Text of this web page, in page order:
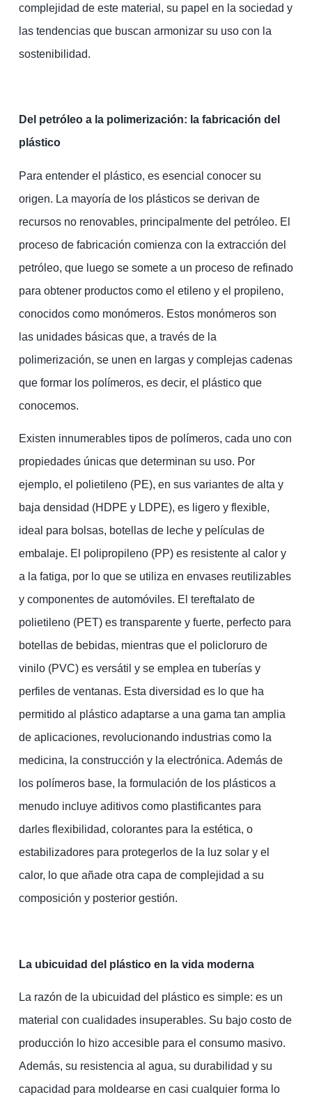
complejidad de este material, su papel en la sociedad y
las tendencias que buscan armonizar su uso con la
sostenibilidad.
Del petróleo a la polimerización: la fabricación del
plástico
Para entender el plástico, es esencial conocer su
origen. La mayoría de los plásticos se derivan de
recursos no renovables, principalmente del petróleo. El
proceso de fabricación comienza con la extracción del
petróleo, que luego se somete a un proceso de refinado
para obtener productos como el etileno y el propileno,
conocidos como monómeros. Estos monómeros son
las unidades básicas que, a través de la
polimerización, se unen en largas y complejas cadenas
que formar los polímeros, es decir, el plástico que
conocemos.
Existen innumerables tipos de polímeros, cada uno con
propiedades únicas que determinan su uso. Por
ejemplo, el polietileno (PE), en sus variantes de alta y
baja densidad (HDPE y LDPE), es ligero y flexible,
ideal para bolsas, botellas de leche y películas de
embalaje. El polipropileno (PP) es resistente al calor y
a la fatiga, por lo que se utiliza en envases reutilizables
y componentes de automóviles. El tereftalato de
polietileno (PET) es transparente y fuerte, perfecto para
botellas de bebidas, mientras que el policloruro de
vinilo (PVC) es versátil y se emplea en tuberías y
perfiles de ventanas. Esta diversidad es lo que ha
permitido al plástico adaptarse a una gama tan amplia
de aplicaciones, revolucionando industrias como la
medicina, la construcción y la electrónica. Además de
los polímeros base, la formulación de los plásticos a
menudo incluye aditivos como plastificantes para
darles flexibilidad, colorantes para la estética, o
estabilizadores para protegerlos de la luz solar y el
calor, lo que añade otra capa de complejidad a su
composición y posterior gestión.
La ubicuidad del plástico en la vida moderna
La razón de la ubicuidad del plástico es simple: es un
material con cualidades insuperables. Su bajo costo de
producción lo hizo accesible para el consumo masivo.
Además, su resistencia al agua, su durabilidad y su
capacidad para moldearse en casi cualquier forma lo